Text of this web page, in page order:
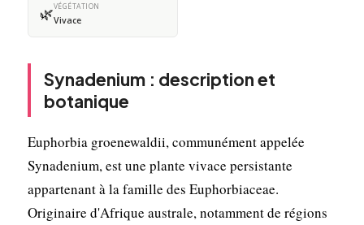
🌿VÉGÉTATION
Vivace
Synadenium : description et
botanique
Euphorbia groenewaldii, communément appelée
Synadenium, est une plante vivace persistante
appartenant à la famille des Euphorbiaceae.
Originaire d'Afrique australe, notamment de régions